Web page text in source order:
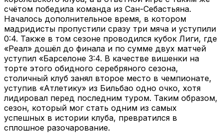
счётом победила команда из Сан-Себастьяна.
Началось дополнительное время, в котором
мадридисты пропустили сразу три мяча и уступили
0:4. Также в том сезоне проводился кубок Лиги, где
«Реал» дошёл до финала и по сумме двух матчей
уступил «Барселоне 3:4. В качестве вишенки на
торте этого обидного серебряного сезона,
столичный клуб занял второе место в чемпионате,
уступив «Атлетику» из Бильбао одно очко, хотя
лидировал перед последним туром. Таким образом,
сезон, который мог стать одним из самых
успешных в истории клуба, превратился в
сплошное разочарование.